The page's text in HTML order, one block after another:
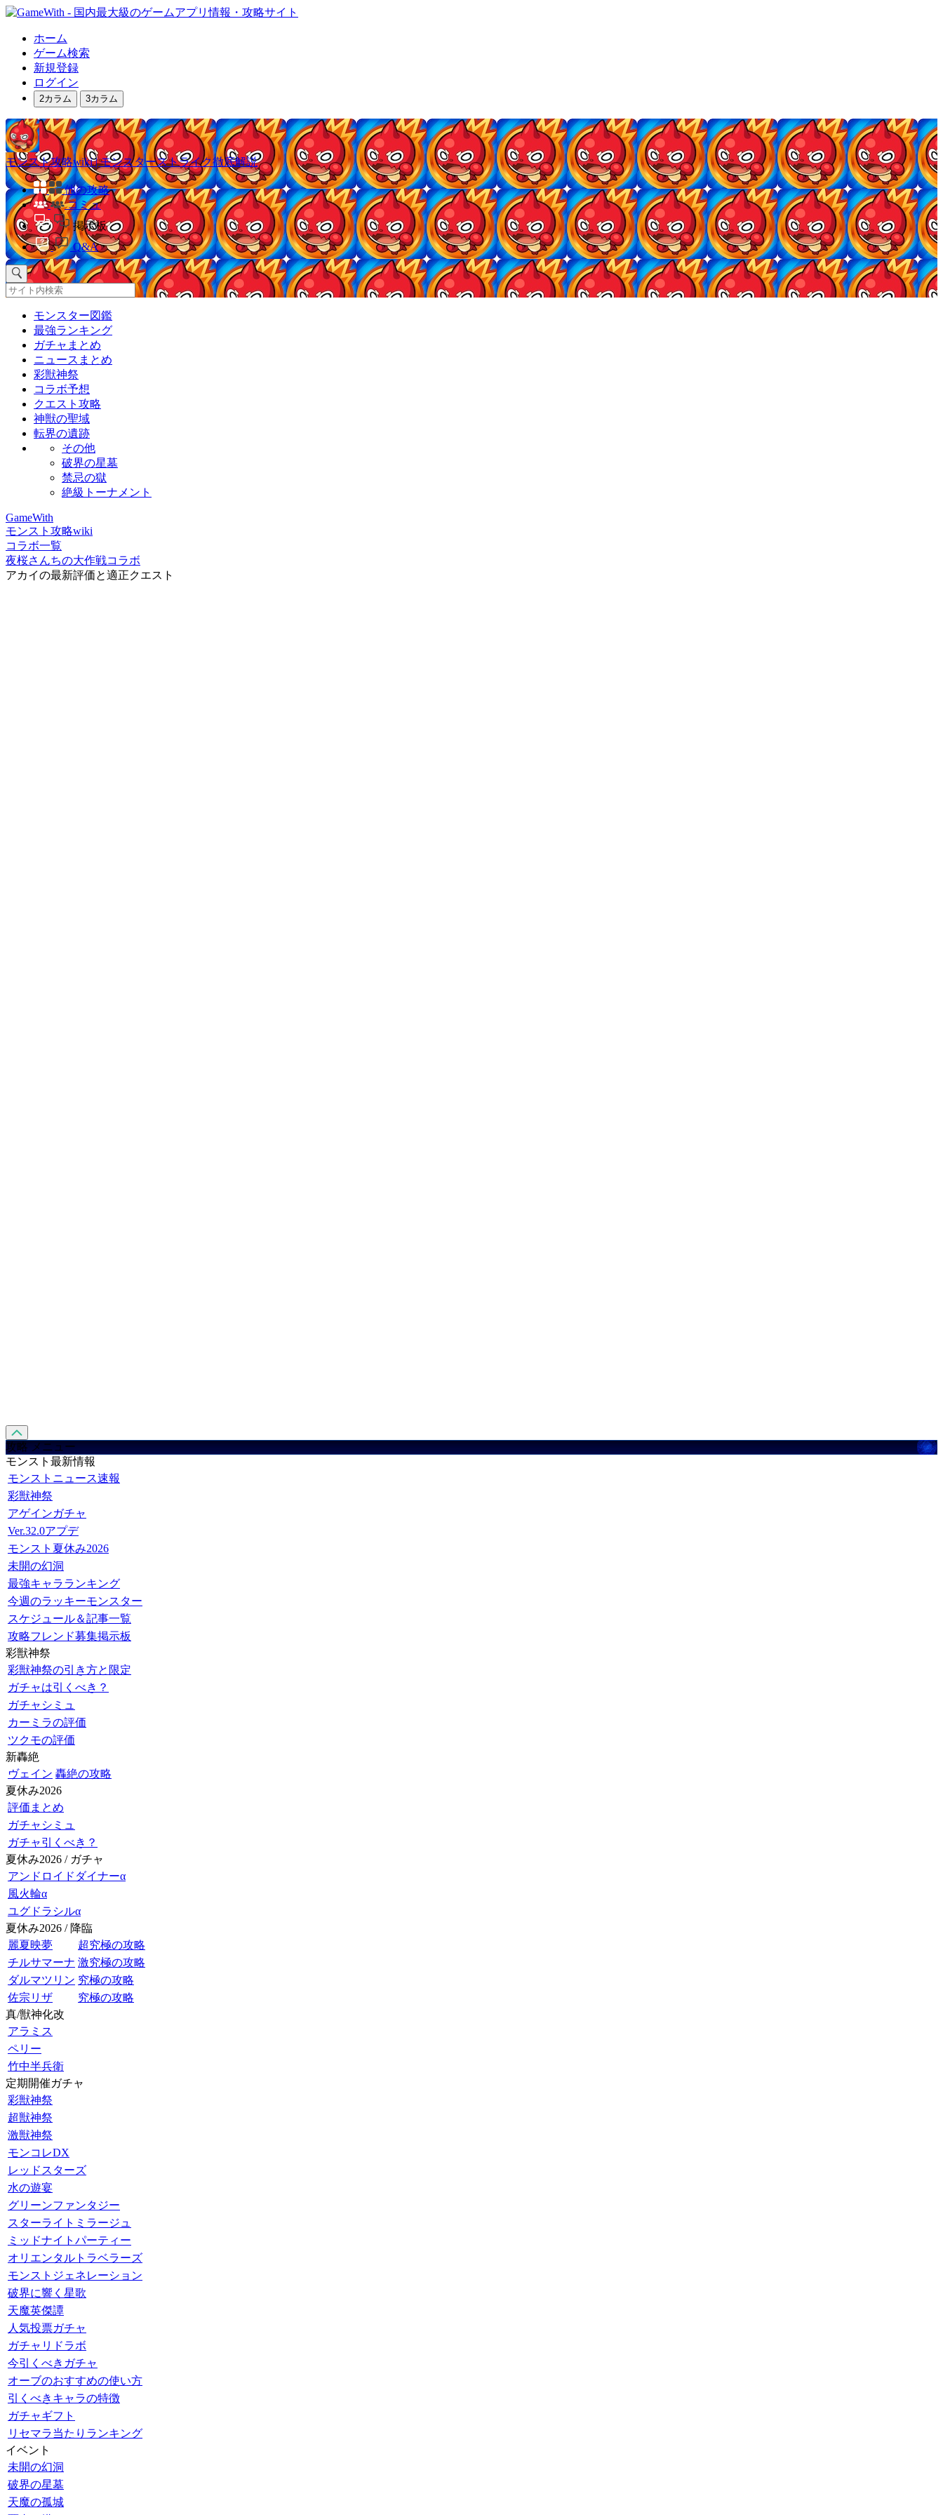
ホーム
ゲーム検索
新規登録
ログイン
2カラム 3カラム
モンスト攻略wiki | モンスターストライク徹底解説
他の攻略
コミュ
掲示板
Q&A
モンスター図鑑
最強ランキング
ガチャまとめ
ニュースまとめ
彩獣神祭
コラボ予想
クエスト攻略
神獣の聖域
転界の遺跡
その他
破界の星墓
禁忌の獄
絶級トーナメント
GameWith
モンスト攻略wiki
コラボ一覧
夜桜さんちの大作戦コラボ
アカイの最新評価と適正クエスト
攻略 メニュー
モンスト最新情報
モンストニュース速報
彩獣神祭
アゲインガチャ
Ver.32.0アプデ
モンスト夏休み2026
未開の幻洞
最強キャラランキング
今週のラッキーモンスター
スケジュール＆記事一覧
攻略フレンド募集掲示板
彩獣神祭
彩獣神祭の引き方と限定
ガチャは引くべき？
ガチャシミュ
カーミラの評価
ツクモの評価
新轟絶
ヴェイン 轟絶の攻略
夏休み2026
評価まとめ
ガチャシミュ
ガチャ引くべき？
夏休み2026 / ガチャ
アンドロイドダイナーα
風火輪α
ユグドラシルα
夏休み2026 / 降臨
麗夏映夢
超究極の攻略
チルサマーナ 激究極の攻略
ダルマツリン 究極の攻略
佐宗リザ
究極の攻略
真/獣神化改
アラミス
ペリー
竹中半兵衛
定期開催ガチャ
彩獣神祭
超獣神祭
激獣神祭
モンコレDX
レッドスターズ
水の遊宴
グリーンファンタジー
スターライトミラージュ
ミッドナイトパーティー
オリエンタルトラベラーズ
モンストジェネレーション
破界に響く星歌
天魔英傑譚
人気投票ガチャ
ガチャリドラボ
今引くべきガチャ
オーブのおすすめの使い方
引くべきキャラの特徴
ガチャギフト
リセマラ当たりランキング
イベント
未開の幻洞
破界の星墓
天魔の孤城